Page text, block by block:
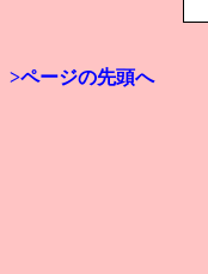
>ページの先頭へ